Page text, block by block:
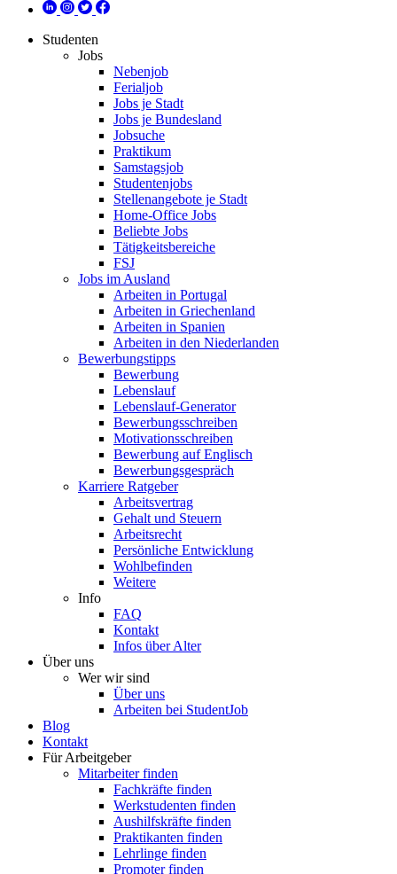
Studenten
Jobs
Nebenjob
Ferialjob
Jobs je Stadt
Jobs je Bundesland
Jobsuche
Praktikum
Samstagsjob
Studentenjobs
Stellenangebote je Stadt
Home-Office Jobs
Beliebte Jobs
Tätigkeitsbereiche
FSJ
Jobs im Ausland
Arbeiten in Portugal
Arbeiten in Griechenland
Arbeiten in Spanien
Arbeiten in den Niederlanden
Bewerbungstipps
Bewerbung
Lebenslauf
Lebenslauf-Generator
Bewerbungsschreiben
Motivationsschreiben
Bewerbung auf Englisch
Bewerbungsgespräch
Karriere Ratgeber
Arbeitsvertrag
Gehalt und Steuern
Arbeitsrecht
Persönliche Entwicklung
Wohlbefinden
Weitere
Info
FAQ
Kontakt
Infos über Alter
Über uns
Wer wir sind
Über uns
Arbeiten bei StudentJob
Blog
Kontakt
Für Arbeitgeber
Mitarbeiter finden
Fachkräfte finden
Werkstudenten finden
Aushilfskräfte finden
Praktikanten finden
Lehrlinge finden
Promoter finden